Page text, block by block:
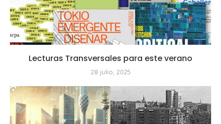
Lecturas Transversales para este verano
28 julio, 2025